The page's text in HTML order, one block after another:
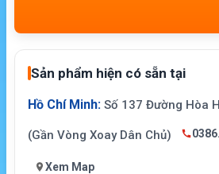
Sản phẩm hiện có sẵn tại
Hồ Chí Minh: Số 137 Đường Hòa
(Gần Vòng Xoay Dân Chủ)
Xem Map